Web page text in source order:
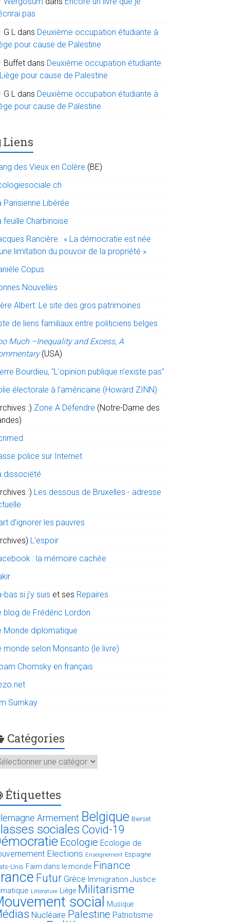
pas
G L dans Deuxième occupation étudiante à
pour cause de Palestine
Buffet dans Deuxième occupation étudiante
pour cause de Palestine
G L dans Deuxième occupation étudiante à
pour cause de Palestine
Liens
des Vieux en Colère (BE)
Parisienne Libérée
feuille Charbinoise
Rancière : « La démocratie est née
limitation du pouvoir de la propriété »
Copus
Nouvelles
Albert: Le site des gros patrimoines
de liens familiaux entre politiciens belges
Much –Inequality and Excess, A
(USA)
Bourdieu, "L'opinion publique n'existe pas"
électorale à l’américaine (Howard ZINN)
:) Zone A Défendre (Notre-Dame des
police sur Internet
dissociété
:) Les dessous de Bruxelles - adresse
d’ignorer les pauvres
L'espoir
: la mémoire cachée
bas si j'y suis et ses Repaires
blog de Frédéric Lordon
Monde diplomatique
monde selon Monsanto (le livre)
Chomsky en français
Sumkay
Catégories
Étiquettes
Armement Belgique Bierset
sociales Covid-19
Ecologie Ecologie de
Elections Enseignement Espagne
Unis Faim dans le monde Finance
Futur Grèce Immigration Justice
Littérature Liège Militarisme
social Musique
Nucléaire Palestine Patriotisme